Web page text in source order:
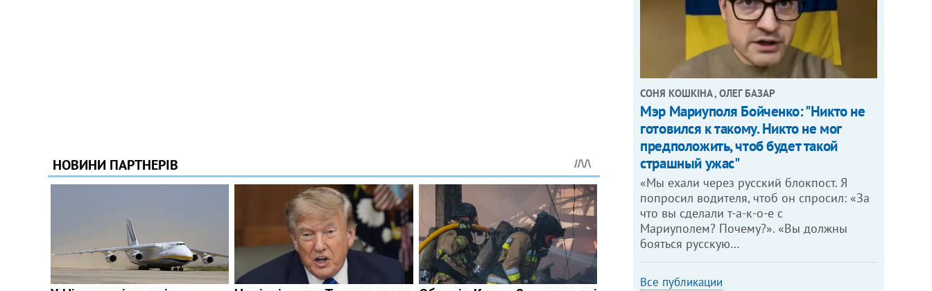
СОНЯ КОШКІНА , ОЛЕГ БАЗАР
Мэр Мариуполя Бойченко: "Никто не
готовился к такому. Никто не мог
предположить, чтоб будет такой
страшный ужас"
«Мы ехали через русский блокпост. Я
попросил водителя, чтоб он спросил: «За
что вы сделали т-а-к-о-е с
Мариуполем? Почему?». «Вы должны
бояться русскую…
Все публикации